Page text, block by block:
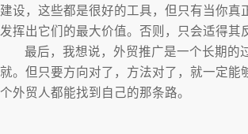
建设，这些都是很好的工具，但只有当你真
发挥出它们的最大价值。否则，只会适得其
最后，我想说，外贸推广是一个长期的
就。但只要方向对了，方法对了，就一定能
个外贸人都能找到自己的那条路。